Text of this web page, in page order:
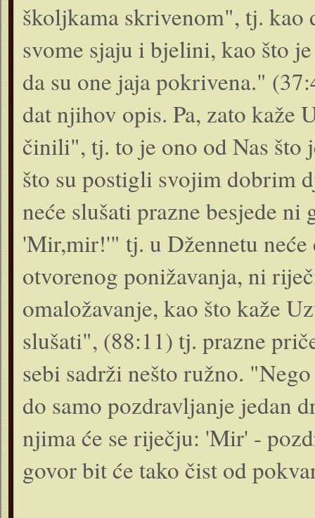
školjkama skrivenom", tj. kao
svome sjaju i bjelini, kao što
da su one jaja pokrivena."
dat njihov opis. Pa, zato kaže
činili", tj. to je ono od Nas što
što su postigli svojim dobrim
neće slušati prazne besjede
'Mir,mir!'" tj. u Džennetu
otvorenog ponižavanja, ni
omaložavanje, kao što kaže
slušati", (88:11) tj. prazne
sebi sadrži nešto ružno.
do samo pozdravljanje jedan
njima će se riječju: 'Mir' -
govor bit će tako čist od